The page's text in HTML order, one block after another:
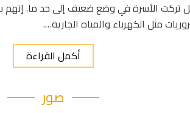
تركت الأسرة في وضع ضعيف إلى حد ما. إنهم
مثل الكهرباء والمياه الجارية….
أكمل القراءة
صور